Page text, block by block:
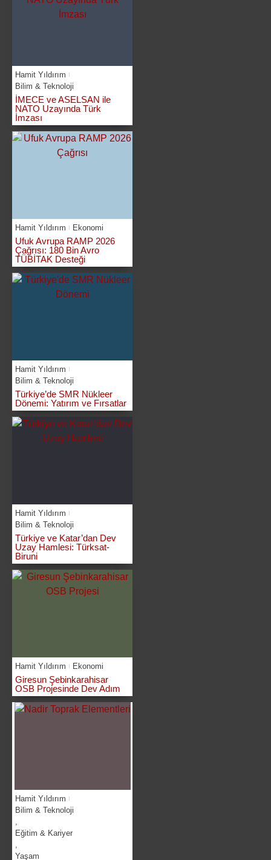
Hamit Yıldırım
Bilim & Teknoloji
İMECE ve ASELSAN ile
NATO Uzayında Türk
İmzası
Hamit Yıldırım Ekonomi
Ufuk Avrupa RAMP 2026
Çağrısı: 180 Bin Avro
TÜBİTAK Desteği
Hamit Yıldırım
Bilim & Teknoloji
Türkiye’de SMR Nükleer
Dönemi: Yatırım ve Fırsatlar
Hamit Yıldırım
Bilim & Teknoloji
Türkiye ve Katar’dan Dev
Uzay Hamlesi: Türksat-
Biruni
Hamit Yıldırım Ekonomi
Giresun Şebinkarahisar
OSB Projesinde Dev Adım
Hamit Yıldırım
Bilim & Teknoloji
,
Eğitim & Kariyer
,
Yaşam